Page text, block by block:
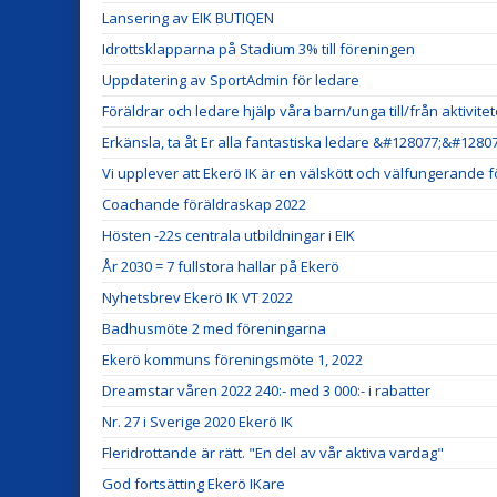
Lansering av EIK BUTIQEN
Idrottsklapparna på Stadium 3% till föreningen
Uppdatering av SportAdmin för ledare
Föräldrar och ledare hjälp våra barn/unga till/från
Erkänsla, ta åt Er alla fantastiska ledare
Vi upplever att Ekerö IK är en välskött och välfungerande
Coachande föräldraskap 2022
Hösten -22s centrala utbildningar i EIK
År 2030 = 7 fullstora hallar på Ekerö
Nyhetsbrev Ekerö IK VT 2022
Badhusmöte 2 med föreningarna
Ekerö kommuns föreningsmöte 1, 2022
Dreamstar våren 2022 240:- med 3 000:- i rabatter
Nr. 27 i Sverige 2020 Ekerö IK
Fleridrottande är rätt. "En del av vår aktiva vardag"
God fortsätting Ekerö IKare